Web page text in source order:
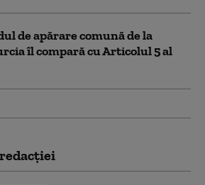
de apărare comună de la
îl compară cu Articolul 5 al